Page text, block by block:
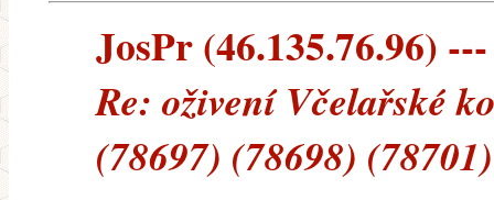
JosPr (46.135.76.96)
Re: oživení Včelařské
(78697) (78698)